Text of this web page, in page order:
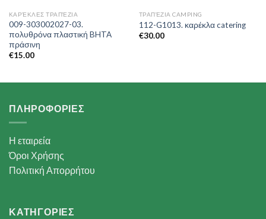
ΚΑΡΈΚΛΕΣ ΤΡΑΠΈΖΙΑ
009-303002027-03.
πολυθρόνα πλαστική BHTA
πράσινη
€15.00
ΤΡΑΠΈΖΙΑ CAMPING
112-G1013. καρέκλα catering
€30.00
ΠΛΗΡΟΦΟΡΙΕΣ
Η εταιρεία
Όροι Χρήσης
Πολιτική Απορρήτου
ΚΑΤΗΓΟΡΙΕΣ